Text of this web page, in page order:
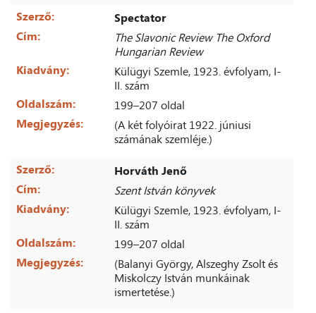
Szerző:
Spectator
Cím:
The Slavonic Review The Oxford
Hungarian Review
Kiadvány:
Külügyi Szemle, 1923. évfolyam, I-
II. szám
Oldalszám:
199–207 oldal
Megjegyzés:
(A két folyóirat 1922. júniusi
számának szemléje.)
Szerző:
Horváth Jenő
Cím:
Szent István könyvek
Kiadvány:
Külügyi Szemle, 1923. évfolyam, I-
II. szám
Oldalszám:
199–207 oldal
Megjegyzés:
(Balanyi György, Alszeghy Zsolt és
Miskolczy István munkáinak
ismertetése.)